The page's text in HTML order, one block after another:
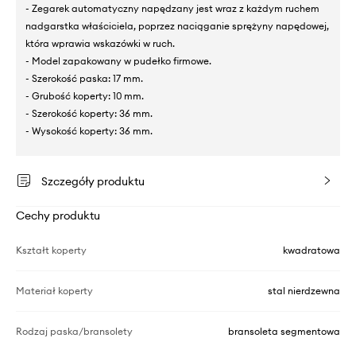
- Zegarek automatyczny napędzany jest wraz z każdym ruchem
nadgarstka właściciela, poprzez naciąganie sprężyny napędowej,
która wprawia wskazówki w ruch.
- Model zapakowany w pudełko firmowe.
- Szerokość paska: 17 mm.
- Grubość koperty: 10 mm.
- Szerokość koperty: 36 mm.
- Wysokość koperty: 36 mm.
Szczegóły produktu
Cechy produktu
Kształt koperty kwadratowa
Materiał koperty stal nierdzewna
Rodzaj paska/bransolety bransoleta segmentowa